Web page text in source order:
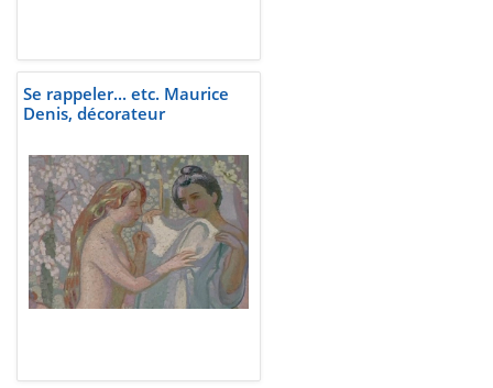
Se rappeler... etc. Maurice
Denis, décorateur